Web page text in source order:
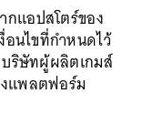
แอปสโตร์ของ
อนไขที่กำหนดไว้
บริษัทผู้ผลิตเกมส์
แพลตฟอร์ม